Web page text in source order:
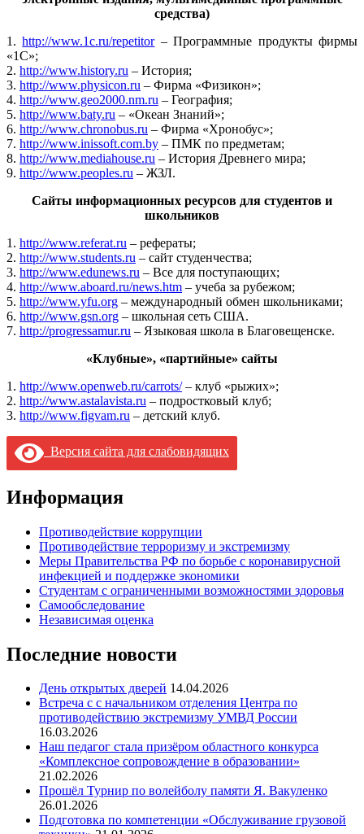
средства)
1.http://www.1c.ru/repetitor– Программные продукты фирмы
«1С»;
2. http://www.history.ru – История;
3. http://www.physicon.ru – Фирма «Физикон»;
4. http://www.geo2000.nm.ru – География;
5. http://www.baty.ru – «Океан Знаний»;
6. http://www.chronobus.ru – Фирма «Хронобус»;
7. http://www.inissoft.com.by – ПМК по предметам;
8. http://www.mediahouse.ru – История Древнего мира;
9. http://www.peoples.ru – ЖЗЛ.
Сайты информационных ресурсов для студентов и
школьников
1. http://www.referat.ru – рефераты;
2. http://www.students.ru – сайт студенчества;
3. http://www.edunews.ru – Все для поступающих;
4. http://www.aboard.ru/news.htm – учеба за рубежом;
5. http://www.yfu.org – международный обмен школьниками;
6. http://www.gsn.org – школьная сеть США.
7. http://progressamur.ru – Языковая школа в Благовещенске.
«Клубные», «партийные» сайты
1. http://www.openweb.ru/carrots/– клуб «рыжих»;
2. http://www.astalavista.ru – подростковый клуб;
3. http://www.figvam.ru – детский клуб.
Версия сайта для слабовидящих
Информация
Противодействие коррупции
Противодействие терроризму и экстремизму
Меры Правительства РФ по борьбе с коронавирусной
инфекцией и поддержке экономики
Студентам с ограниченными возможностями здоровья
Самообследование
Независимая оценка
Последние новости
День открытых дверей 14.04.2026
Встреча с с начальником отделения Центра по
противодействию экстремизму УМВД России
16.03.2026
Наш педагог стала призёром областного конкурса
«Комплексное сопровождение в образовании»
21.02.2026
Прошёл Турнир по волейболу памяти Я. Вакуленко
26.01.2026
Подготовка по компетенции «Обслуживание грузовой